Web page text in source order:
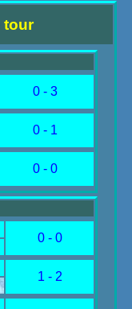
tour
0 - 3
0 - 1
0 - 0
0 - 0
1 - 2